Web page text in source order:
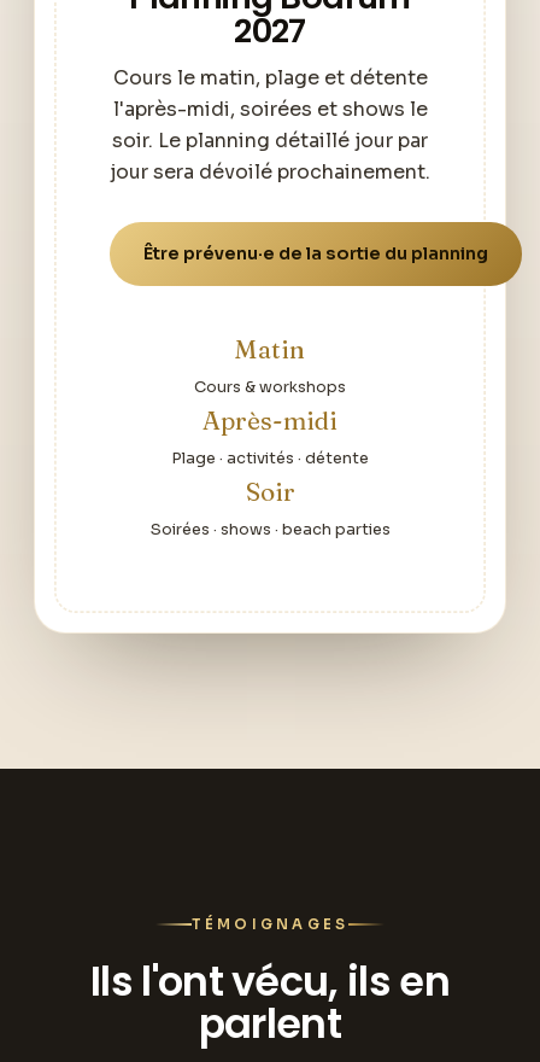
2027
Cours le matin, plage et détente
l'après-midi, soirées et shows le
soir. Le planning détaillé jour par
jour sera dévoilé prochainement.
Être prévenu·e de la sortie du planning
Matin
Cours & workshops
Après-midi
Plage · activités · détente
Soir
Soirées · shows · beach parties
TÉMOIGNAGES
Ils l'ont vécu, ils en
parlent